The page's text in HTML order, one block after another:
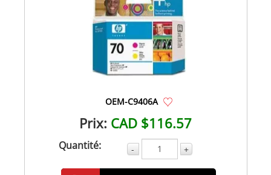
OEM-C9406A
Prix: CAD $116.57
Quantité: - +